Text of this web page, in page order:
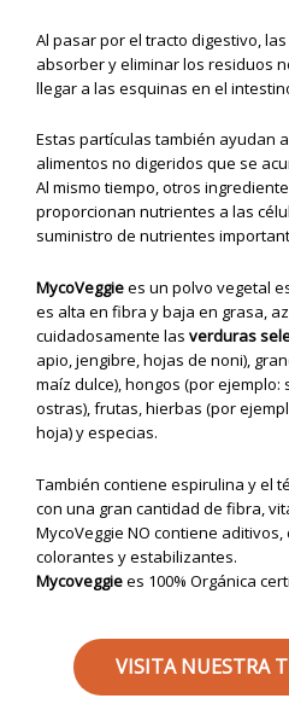
Al pasar por el tracto digestivo,
absorber y eliminar los residuos
llegar a las esquinas en el
Estas partículas también ayudan
alimentos no digeridos que se
Al mismo tiempo, otros
proporcionan nutrientes a las
suministro de nutrientes
MycoVeggiees un polvo vegetal
es alta en fibra y baja en grasa,
cuidadosamente lasverduras
apio, jengibre, hojas de noni),
maíz dulce), hongos (por
ostras), frutas, hierbas (por
hoja) y especias.
También contiene espirulina y el
con una gran cantidad de fibra,
MycoVeggie NO contiene
colorantes y estabilizantes.
Mycoveggiees 100% Orgánica
VISITA NUESTRA